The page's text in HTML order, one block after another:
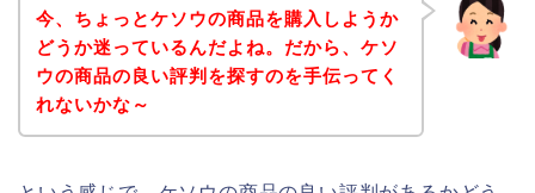
今、ちょっとケソウの商品を購入しようか
どうか迷っているんだよね。だから、ケソ
ウの商品の良い評判を探すのを手伝ってく
れないかな～